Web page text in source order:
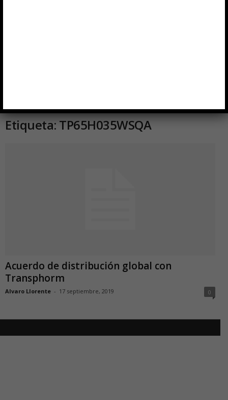
Inicio Etiquetas TP65H035WSQA
Etiqueta: TP65H035WSQA
Acuerdo de distribución global con
Transphorm
Alvaro Llorente - 17 septiembre, 2019 0